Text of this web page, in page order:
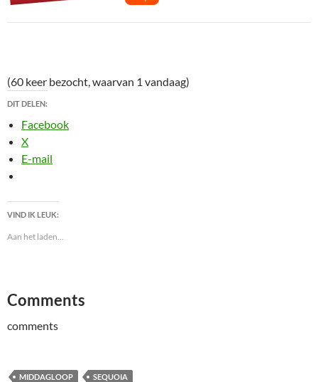
(60 keer bezocht, waarvan 1 vandaag)
DIT DELEN:
Facebook
X
E-mail
VIND IK LEUK:
Aan het laden...
Comments
comments
MIDDAGLOOP SEQUOIA